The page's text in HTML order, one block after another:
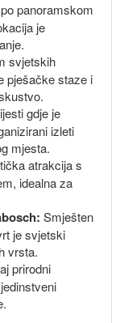
panoramskom
je
svjetskih
pješačke staze i
gdje je
izleti
mjesta.
atrakcija s
idealna za
Smješten
je svjetski
vrsta.
prirodni